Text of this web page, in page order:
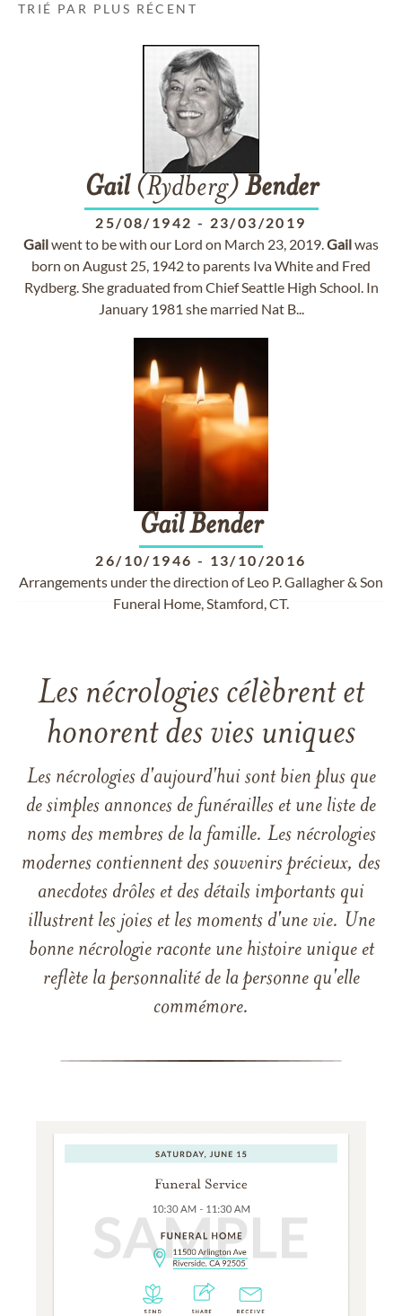
TRIÉ PAR PLUS RÉCENT
Gail(Rydberg) Bender
25/08/1942 - 23/03/2019
Gailwent to be with our Lord on March 23, 2019.Gailwas
born on August 25, 1942 to parents Iva White and Fred
Rydberg. She graduated from Chief Seattle High School. In
January 1981 she married Nat B...
GailBender
26/10/1946 - 13/10/2016
Arrangements under the direction of Leo P. Gallagher & Son
Funeral Home, Stamford, CT.
Les nécrologies célèbrent et
honorent des vies uniques
Les nécrologies d'aujourd'hui sont bien plus que
de simples annonces de funérailles et une liste de
noms des membres de la famille. Les nécrologies
modernes contiennent des souvenirs précieux, des
anecdotes drôles et des détails importants qui
illustrent les joies et les moments d'une vie. Une
bonne nécrologie raconte une histoire unique et
reflète la personnalité de la personne qu'elle
commémore.